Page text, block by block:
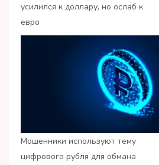
усилился к доллару, но ослаб к
евро
Мошенники используют тему
цифрового рубля для обмана